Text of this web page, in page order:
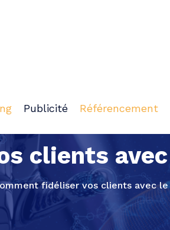
Publicité Référencement
clients avec
fidéliser vos clients avec le